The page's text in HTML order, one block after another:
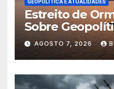
GEOPOLÍTICA E ATUALIDADES
Estreito de
Sobre
AGOSTO 7, 2026